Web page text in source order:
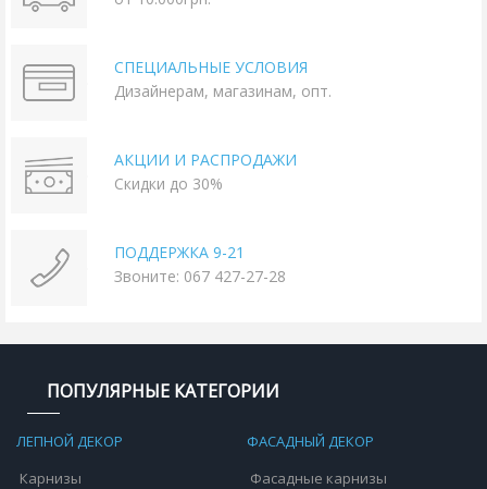
СПЕЦИАЛЬНЫЕ УСЛОВИЯ
Дизайнерам, магазинам, опт.
АКЦИИ И РАСПРОДАЖИ
Скидки до 30%
ПОДДЕРЖКА 9-21
Звоните: 067 427-27-28
ПОПУЛЯРНЫЕ КАТЕГОРИИ
ЛЕПНОЙ ДЕКОР
Карнизы
ФАСАДНЫЙ ДЕКОР
Фасадные карнизы